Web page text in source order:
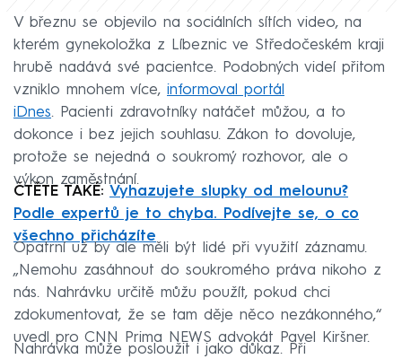
V březnu se objevilo na sociálních sítích video, na
kterém gynekoložka z Líbeznic ve Středočeském kraji
hrubě nadává své pacientce. Podobných videí přitom
vzniklo mnohem více, informoval portál
iDnes. Pacienti zdravotníky natáčet můžou, a to
dokonce i bez jejich souhlasu. Zákon to dovoluje,
protože se nejedná o soukromý rozhovor, ale o
výkon zaměstnání.
ČTĚTE TAKÉ: Vyhazujete slupky od melounu?
Podle expertů je to chyba. Podívejte se, o co
všechno přicházíte
Opatrní už by ale měli být lidé při využití záznamu.
„Nemohu zasáhnout do soukromého práva nikoho z
nás. Nahrávku určitě můžu použít, pokud chci
zdokumentovat, že se tam děje něco nezákonného,“
uvedl pro CNN Prima NEWS advokát Pavel Kiršner.
Nahrávka může posloužit i jako důkaz. Při